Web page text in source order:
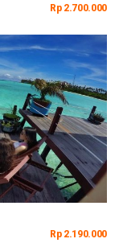
Rp 2.700.000
Rp 2.190.000